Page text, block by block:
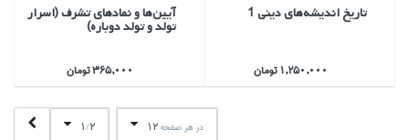
تاريخ انديشه‌هاي ديني 1
1,250,000 تومان
آيين‌ها و نمادهاي تشرف (اسرار
تولد و تولد دوباره)
365,000 تومان
در هر صفحه12
1/2